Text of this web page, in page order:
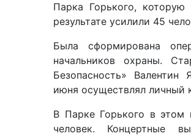
Парка Горького, которую
результате усилили 45
Была сформирована
начальников охраны.
Безопасность» Валентин
июня осуществлял личный
В Парке Горького в этом
человек.
Концертные